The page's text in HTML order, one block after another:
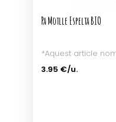
Pa Motlle Espelta BIO
*Aquest article
3.95 €/u.